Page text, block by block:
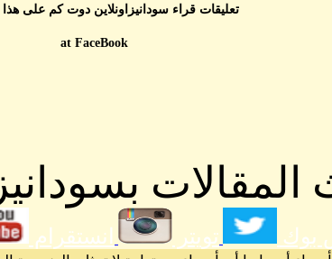
تعليقات قراء سودانيزاونلاين دوت كم على
at FaceBook
المقالات
بوك تويتر انستقرام